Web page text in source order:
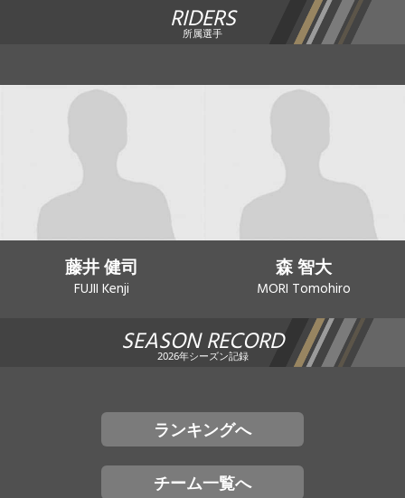
RIDERS
所属選手
藤井 健司
FUJII Kenji
森 智大
MORI Tomohiro
SEASON RECORD
2026年シーズン記録
ランキングへ
チーム一覧へ